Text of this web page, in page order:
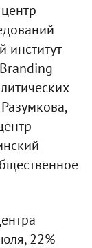
институт
22%